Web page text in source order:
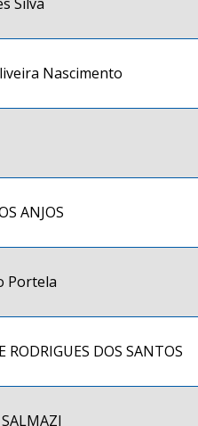
Nascimento
ANJOS
Portela
RODRIGUES DOS SANTOS